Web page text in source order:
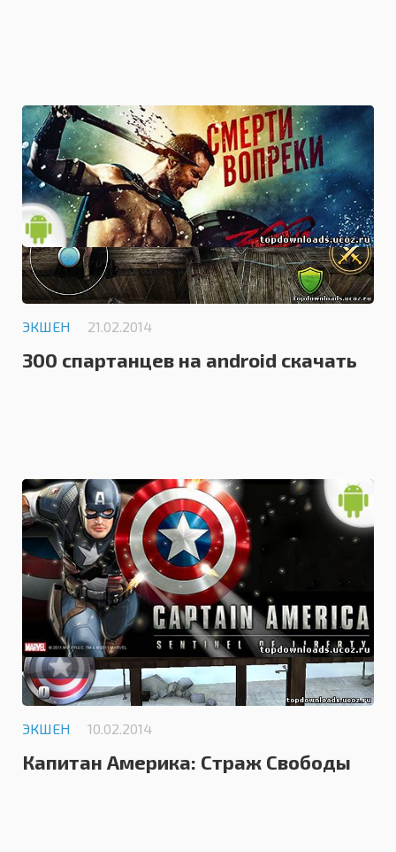
0.0
ЭКШЕН 21.02.2014
300 спартанцев на android скачать
0.0
ЭКШЕН 10.02.2014
Капитан Америка: Страж Свободы